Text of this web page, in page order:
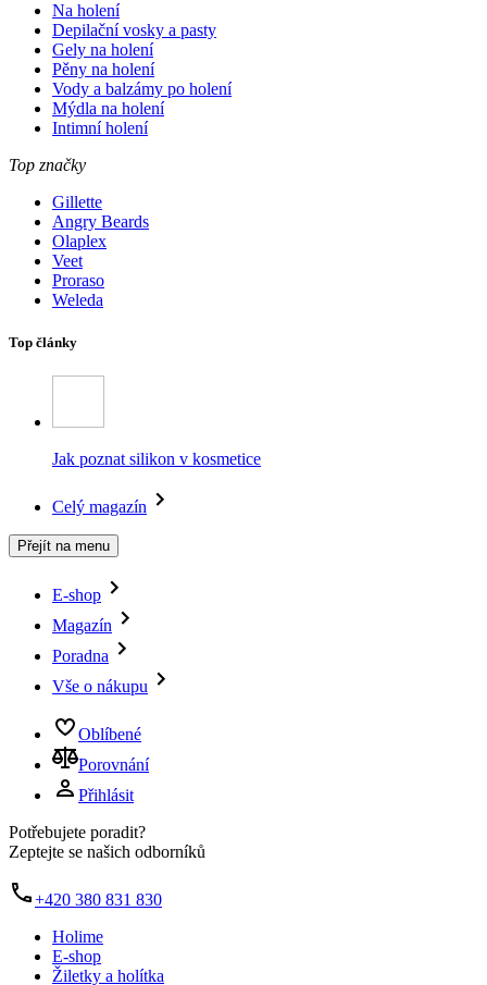
Na holení
Depilační vosky a pasty
Gely na holení
Pěny na holení
Vody a balzámy po holení
Mýdla na holení
Intimní holení
Top značky
Gillette
Angry Beards
Olaplex
Veet
Proraso
Weleda
Top články
Jak poznat silikon v kosmetice
Celý magazín
Přejít na menu
E-shop
Magazín
Poradna
Vše o nákupu
Oblíbené
Porovnání
Přihlásit
Potřebujete poradit?
Zeptejte se našich odborníků
+420 380 831 830
Holime
E-shop
Žiletky a holítka